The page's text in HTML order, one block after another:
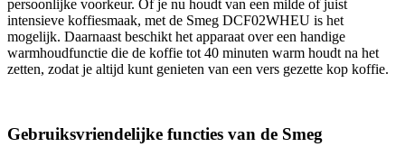
persoonlijke voorkeur. Of je nu houdt van een milde of juist
intensieve koffiesmaak, met de Smeg DCF02WHEU is het
mogelijk. Daarnaast beschikt het apparaat over een handige
warmhoudfunctie die de koffie tot 40 minuten warm houdt na het
zetten, zodat je altijd kunt genieten van een vers gezette kop koffie.
Gebruiksvriendelijke functies van de Smeg